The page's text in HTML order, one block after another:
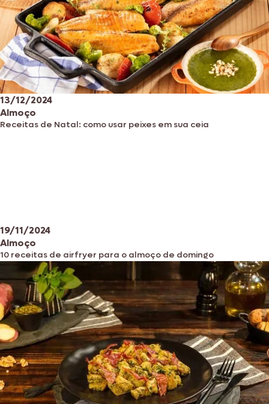
13/12/2024
Almoço
Receitas de Natal: como usar peixes em sua ceia
19/11/2024
Almoço
10 receitas de airfryer para o almoço de domingo